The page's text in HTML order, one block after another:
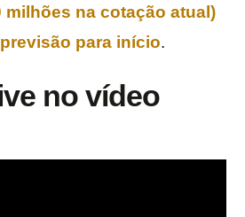
milhões na cotação atual)
para início.
no vídeo